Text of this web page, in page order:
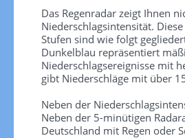
Das Regenradar zeigt Ihnen
Niederschlagsintensität.
Stufen sind wie folgt
Dunkelblau repräsentiert
Niederschlagsereignisse mit
gibt Niederschläge mit über
Neben der
Neben der 5-minütigen
Deutschland mit Regen oder